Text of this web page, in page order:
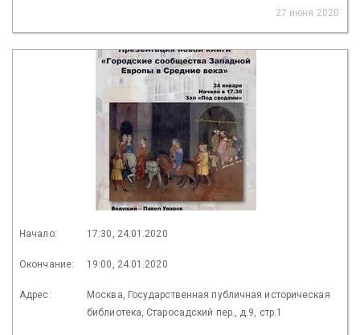
27 июня 2020
Начало: 17:30, 24.01.2020
Окончание: 19:00, 24.01.2020
Адрес:
Москва, Государственная публичная историческая
библиотека, Старосадский пер., д.9, стр.1